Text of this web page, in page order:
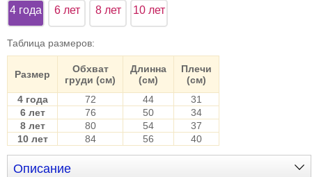
4 года 6 лет 8 лет 10 лет
Таблица размеров:
Размер
Обхват
груди (см)
Длинна
(см)
Плечи
(см)
4 года
72 44
31
6 лет
76 50
34
8 лет
80 54
37
10 лет
84 56 40
Описание